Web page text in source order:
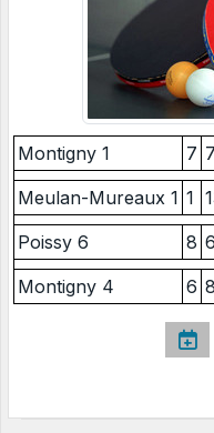
Montigny 1 7 7
Meulan-Mureaux 1 1
Poissy 6
8 6
Montigny 4
6 8